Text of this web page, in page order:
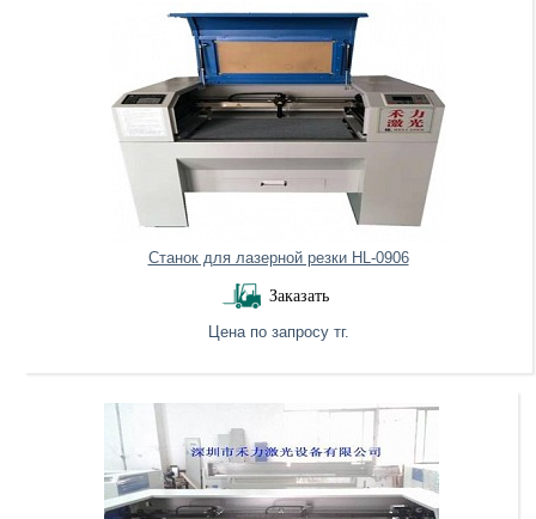
Станок для лазерной резки HL-0906
Заказать
Цена по запросу тг.